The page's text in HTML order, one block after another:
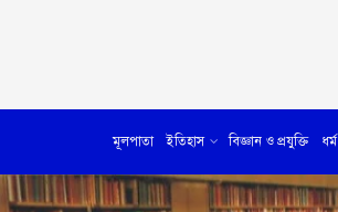
মূলপাতা ইতিহাস বিজ্ঞান ও প্রযুক্তি ধর্ম